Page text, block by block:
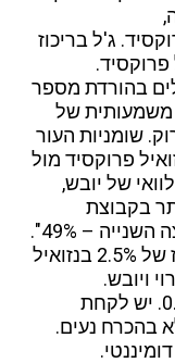
ג'ל בריכוז
בהורדת מספר
משמעותית של
שומניות העור
פרוקסיד מול
של יובש,
בקבוצת
על פי הממצאים כדאי להתחיל מריכוז של 2.5% בנזואיל
ויובש.
המרכיב נמצא כפעיל החל מריכוז 0.5%. יש לקחת
בהכרח נעים.